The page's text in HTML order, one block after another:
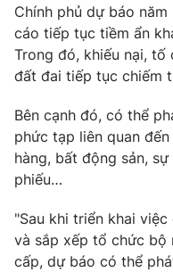
Chính phủ dự báo
cáo tiếp tục tiềm ẩn
Trong đó, khiếu nại, tố
đất đai tiếp tục chiếm
Bên cạnh đó, có thể
phức tạp liên quan
hàng, bất động sản,
phiếu…
"Sau khi triển khai
và sắp xếp tổ chức bộ
cấp, dự báo có thể